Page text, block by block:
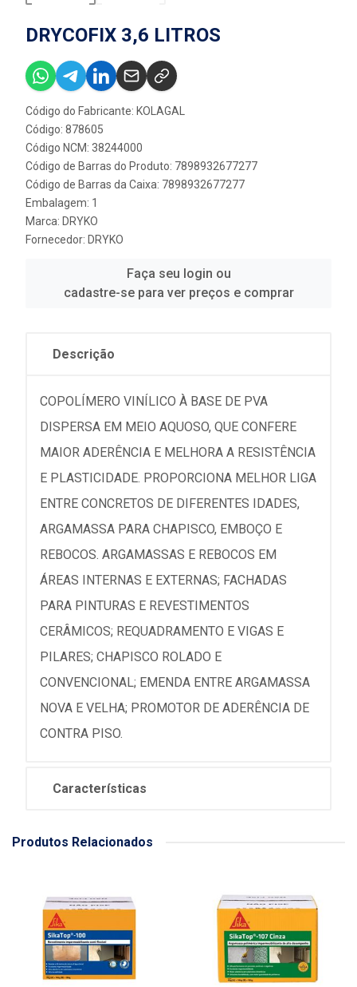
DRYCOFIX 3,6 LITROS
Código do Fabricante: KOLAGAL
Código: 878605
Código NCM: 38244000
Código de Barras do Produto: 7898932677277
Código de Barras da Caixa: 7898932677277
Embalagem: 1
Marca: DRYKO
Fornecedor: DRYKO
Faça seu login ou
cadastre-se para ver preços e comprar
Descrição
COPOLÍMERO VINÍLICO À BASE DE PVA
DISPERSA EM MEIO AQUOSO, QUE CONFERE
MAIOR ADERÊNCIA E MELHORA A RESISTÊNCIA
E PLASTICIDADE. PROPORCIONA MELHOR LIGA
ENTRE CONCRETOS DE DIFERENTES IDADES,
ARGAMASSA PARA CHAPISCO, EMBOÇO E
REBOCOS. ARGAMASSAS E REBOCOS EM
ÁREAS INTERNAS E EXTERNAS; FACHADAS
PARA PINTURAS E REVESTIMENTOS
CERÂMICOS; REQUADRAMENTO E VIGAS E
PILARES; CHAPISCO ROLADO E
CONVENCIONAL; EMENDA ENTRE ARGAMASSA
NOVA E VELHA; PROMOTOR DE ADERÊNCIA DE
CONTRA PISO.
Características
Produtos Relacionados